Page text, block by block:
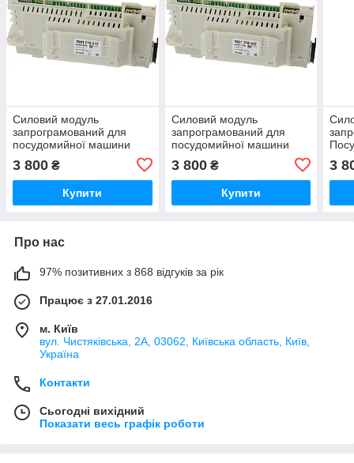
Силовий модуль
запрограмований для
посудомийної машини
3 800 ₴
Купити
Силовий модуль
запрограмований для
посудомийної машини
3 800₴
Купити
3
Про нас
97% позитивних з 868 відгуків за рік
Працює з 27.01.2016
м. Київ
вул. Чистяківська, 2А, 03062, Київська область, Київ,
Україна
Контакти
Сьогодні вихідний
Показати весь графік роботи